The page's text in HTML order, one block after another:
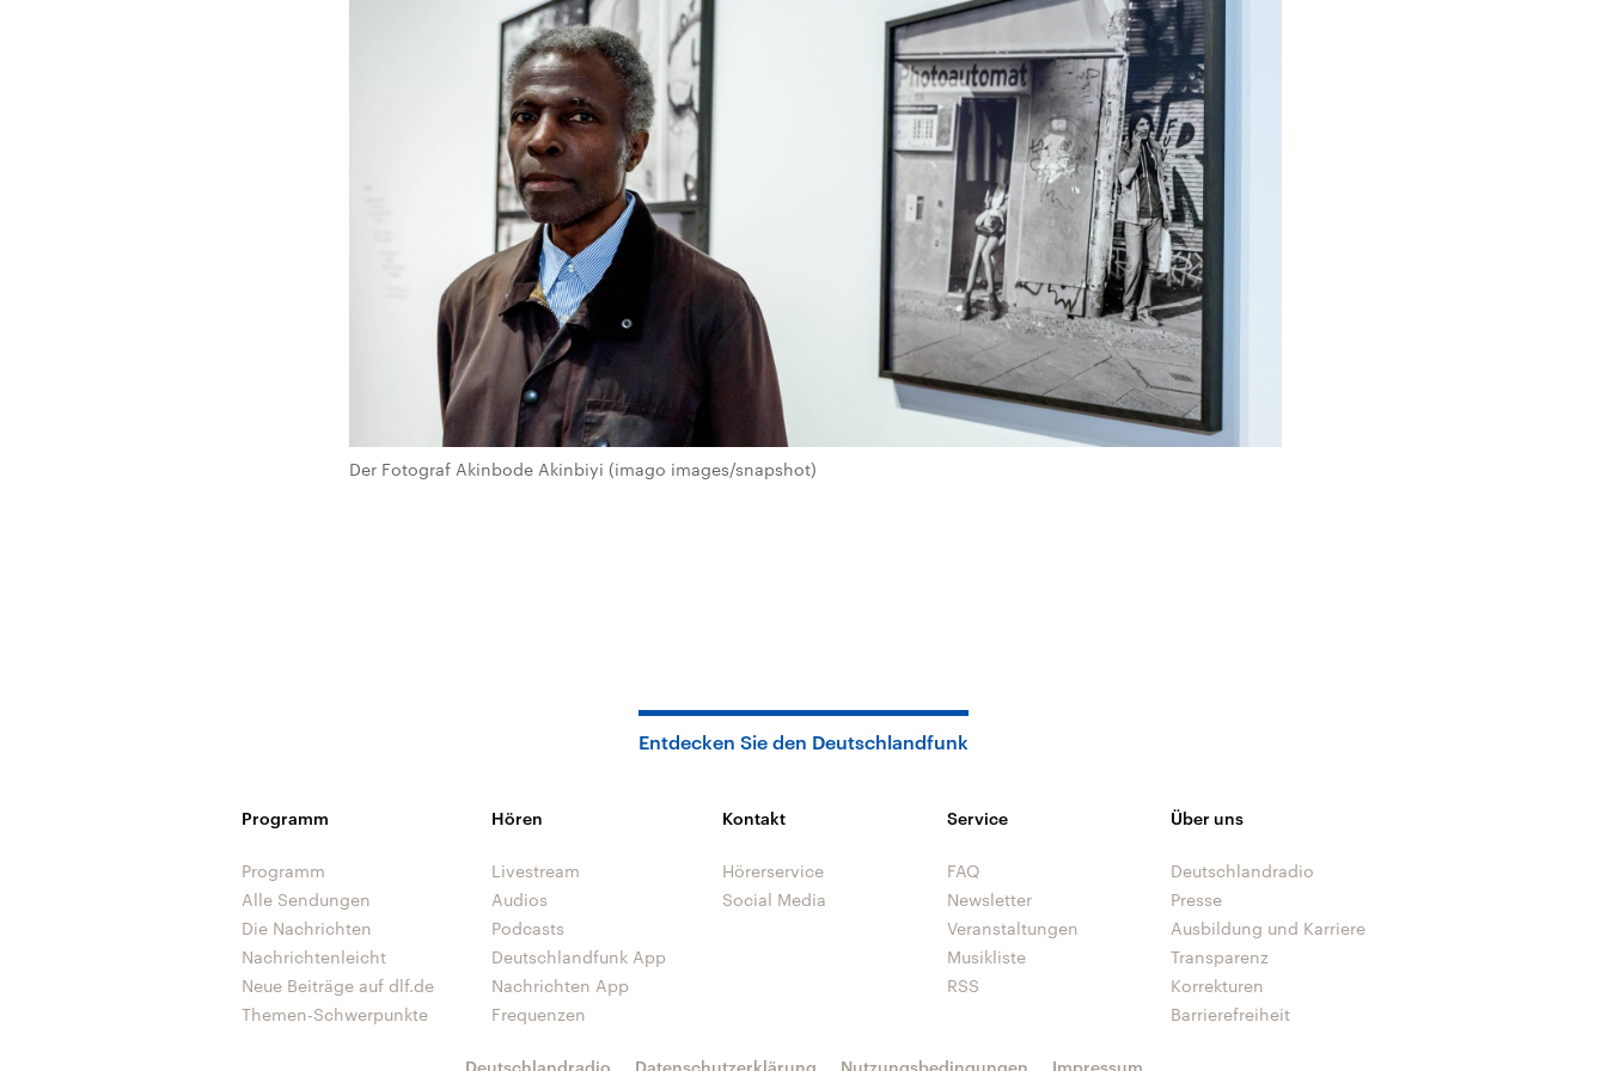
Der Fotograf Akinbode Akinbiyi (imago images/snapshot)
Entdecken Sie den Deutschlandfunk
Programm
Programm
Alle Sendungen
Die Nachrichten
Nachrichtenleicht
Neue Beiträge auf dlf.de
Themen-Schwerpunkte
Hören
Livestream
Audios
Podcasts
Deutschlandfunk App
Nachrichten App
Frequenzen
Kontakt
Hörerservice
Social Media
Service
FAQ
Newsletter
Veranstaltungen
Musikliste
RSS
Über uns
Deutschlandradio
Presse
Ausbildung und Karriere
Transparenz
Korrekturen
Barrierefreiheit
Deutschlandradio Datenschutzerklärung Nutzungsbedingungen Impressum